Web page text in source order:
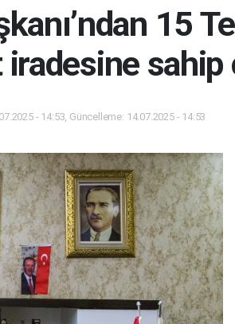
15
sahip
- 14:53, Güncelleme: 14.07.2025 - 14:53